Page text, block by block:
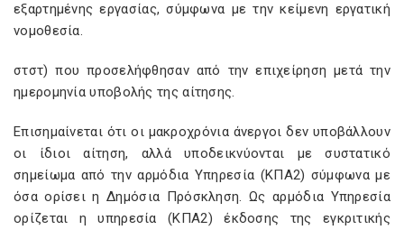
εξαρτημένης εργασίας, σύμφωνα με την κείμενη εργατική
νομοθεσία.
στστ) που προσελήφθησαν από την επιχείρηση μετά την
ημερομηνία υποβολής της αίτησης.
Επισημαίνεται ότι οι μακροχρόνια άνεργοι δεν υποβάλλουν
οι ίδιοι αίτηση, αλλά υποδεικνύονται με συστατικό
σημείωμα από την αρμόδια Υπηρεσία (ΚΠΑ2) σύμφωνα με
όσα ορίσει η Δημόσια Πρόσκληση. Ως αρμόδια Υπηρεσία
ορίζεται η υπηρεσία (ΚΠΑ2) έκδοσης της εγκριτικής